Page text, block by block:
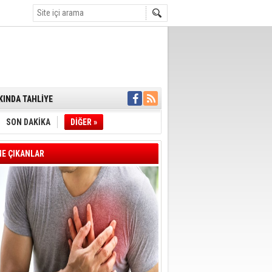
DERNEĞİ
ÇİZGİMİZ
ALANA
KARARTMA
VERİLDİ
VELİ AĞBABA
ÇERÇEVE YASA
BAŞLADI
SON DAKİKA DİĞER »
ÇIKANLAR